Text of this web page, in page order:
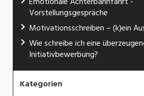
Vorstellungsgespräche
Motivationsschreiben – (k)ein
Wie schreibe ich eine
Initiativbewerbung?
Kategorien